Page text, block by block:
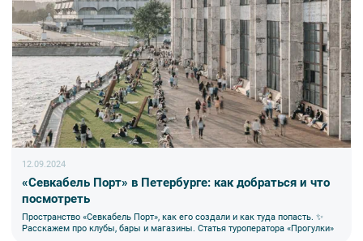
12.09.2024
«Севкабель Порт» в Петербурге: как добраться и что
посмотреть
Пространство «Севкабель Порт», как его создали и как туда попасть. ✨
Расскажем про клубы, бары и магазины. Статья туроператора «Прогулки»